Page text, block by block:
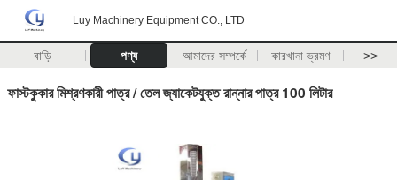
Luy Machinery Equipment CO., LTD
বাড়ি পণ্য আমাদের সম্পর্কে কারখানা ভ্রমণ >>
ফাস্টকুকার মিশ্রণকারী পাত্র / তেল জ্যাকেটযুক্ত রান্নার পাত্র 100 লিটার